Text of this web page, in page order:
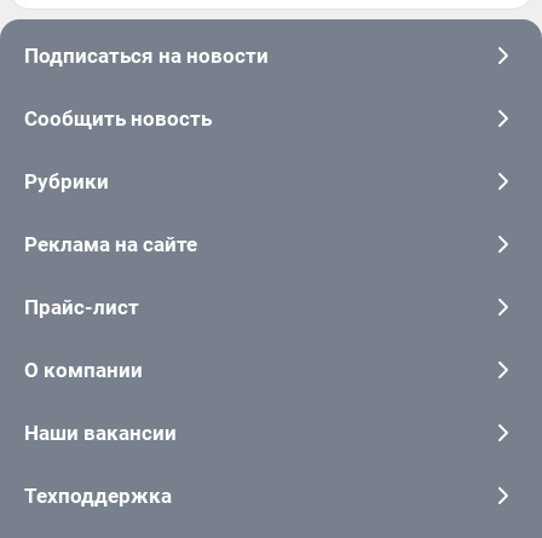
Подписаться на новости
Сообщить новость
Рубрики
Реклама на сайте
Прайс-лист
О компании
Наши вакансии
Техподдержка